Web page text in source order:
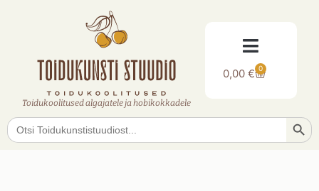
Toidukoolitused algajatele ja hobikokkadele
0,00€ 0
Search
for: